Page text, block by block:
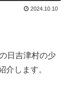
2024.10.10
日吉津村の少
介します。